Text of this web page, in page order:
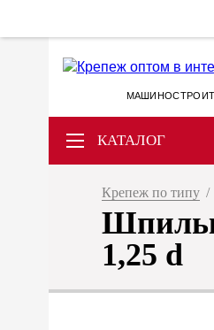
КАТАЛОГ
Крепеж по типу /
1,25 d